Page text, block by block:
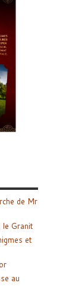
de Mr
le Granit
et
au